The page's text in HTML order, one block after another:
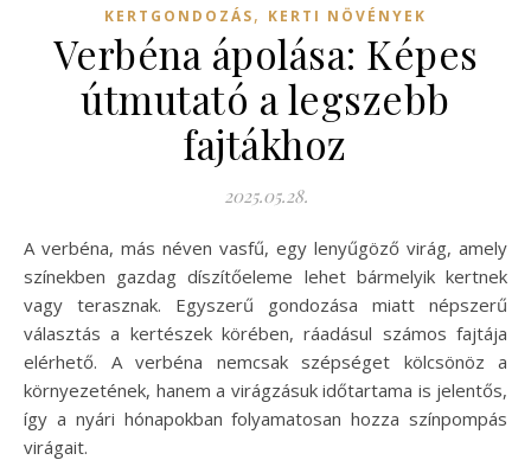
KERTGONDOZÁS, KERTI NÖVÉNYEK
Verbéna ápolása: Képes
útmutató a legszebb
fajtákhoz
2025.05.28.
A verbéna, más néven vasfű, egy lenyűgöző virág, amely
színekben gazdag díszítőeleme lehet bármelyik kertnek
vagy terasznak. Egyszerű gondozása miatt népszerű
választás a kertészek körében, ráadásul számos fajtája
elérhető. A verbéna nemcsak szépséget kölcsönöz a
környezetének, hanem a virágzásuk időtartama is jelentős,
így a nyári hónapokban folyamatosan hozza színpompás
virágait.